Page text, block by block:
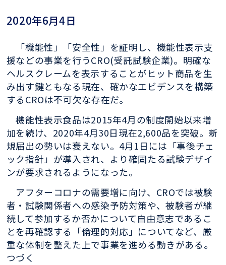
2020年6月4日
「機能性」
「安全性」を証明し、機能性表示支
援などの事業を行うCRO(受託試験企業)。明確な
ヘルスクレームを表示することがヒット商品を生
み出す鍵ともなる現在、確かなエビデンスを構築
するCROは不可欠な存在だ。
機能性表示食品は2015年4月の制度開始以来増
加を続け、2020年4月30日現在2,600品を突破。新
規届出の勢いは衰えない。4月1日には「事後チェ
ック指針」が導入され、よ り確固たる試験デザイ
ンが要求されるようになった。
アフターコロナの需要増に向け、CROでは被験
者・試験関係者への感染予防対策や、被験者が継
続して参加するか否かについて自由意志であるこ
とを再確認する「倫理的対応」についてなど、厳
重な体制を整えた上で事業を進める動きがある。
つづく